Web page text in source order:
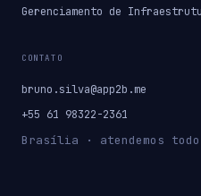
Gerenciamento de
CONTATO
bruno.silva@app2b.me
+55 61 98322-2361
Brasília · atendemos